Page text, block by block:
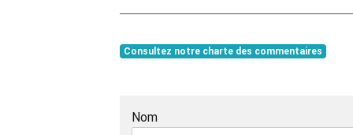
Consultez notre charte des commentaires
Nom